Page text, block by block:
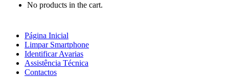
No products in the cart.
Página Inicial
Limpar Smartphone
Identificar Avarias
Assistência Técnica
Contactos